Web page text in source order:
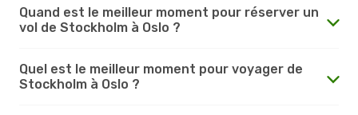
Quand est le meilleur moment pour réserver un
vol de Stockholm à Oslo ?
Quel est le meilleur moment pour voyager de
Stockholm à Oslo ?